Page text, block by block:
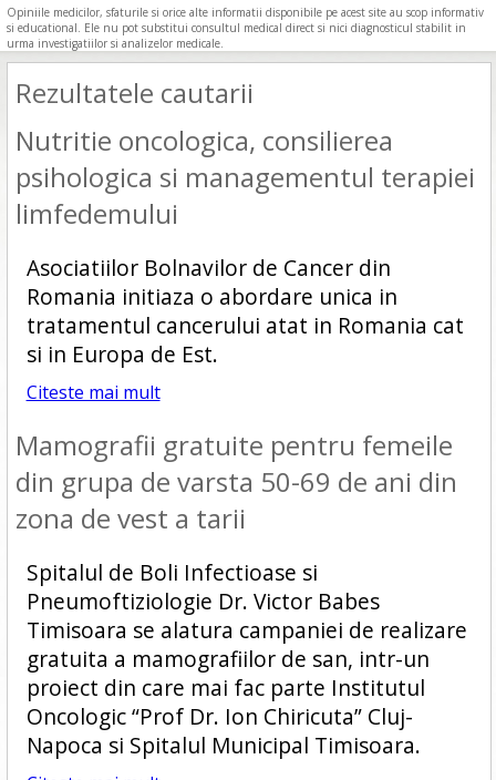
Opiniile medicilor, sfaturile si orice alte informatii disponibile pe acest site au scop informativ
si educational. Ele nu pot substitui consultul medical direct si nici diagnosticul stabilit in
urma investigatiilor si analizelor medicale.
Rezultatele cautarii
Nutritie oncologica, consilierea
psihologica si managementul terapiei
limfedemului
Asociatiilor Bolnavilor de Cancer din
Romania initiaza o abordare unica in
tratamentul cancerului atat in Romania cat
si in Europa de Est.
Citeste mai mult
Mamografii gratuite pentru femeile
din grupa de varsta 50-69 de ani din
zona de vest a tarii
Spitalul de Boli Infectioase si
Pneumoftiziologie Dr. Victor Babes
Timisoara se alatura campaniei de realizare
gratuita a mamografiilor de san, intr-un
proiect din care mai fac parte Institutul
Oncologic “Prof Dr. Ion Chiricuta” Cluj-
Napoca si Spitalul Municipal Timisoara.